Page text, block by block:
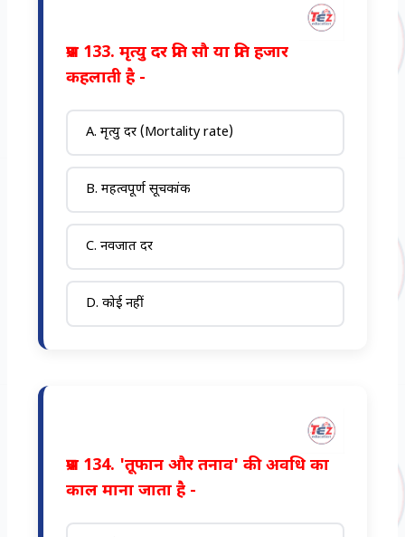
प्रश्न 133. मृत्यु दर प्रति सौ या प्रति हजार
कहलाती है -
A. मृत्यु दर (Mortality rate)
B. महत्वपूर्ण सूचकांक
C. नवजात दर
D. कोई नहीं
प्रश्न 134. 'तूफान और तनाव' की अवधि का
काल माना जाता है -